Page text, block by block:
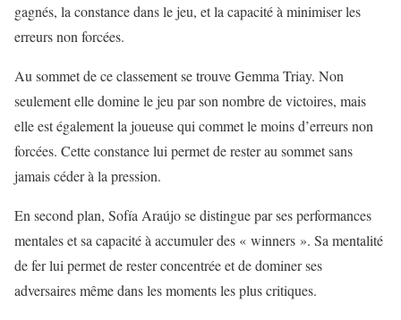
gagnés, la constance dans le jeu, et la capacité à minimiser les
erreurs non forcées.
Au sommet de ce classement se trouve Gemma Triay. Non
seulement elle domine le jeu par son nombre de victoires, mais
elle est également la joueuse qui commet le moins d’erreurs non
forcées. Cette constance lui permet de rester au sommet sans
jamais céder à la pression.
En second plan, Sofía Araújo se distingue par ses performances
mentales et sa capacité à accumuler des « winners ». Sa mentalité
de fer lui permet de rester concentrée et de dominer ses
adversaires même dans les moments les plus critiques.